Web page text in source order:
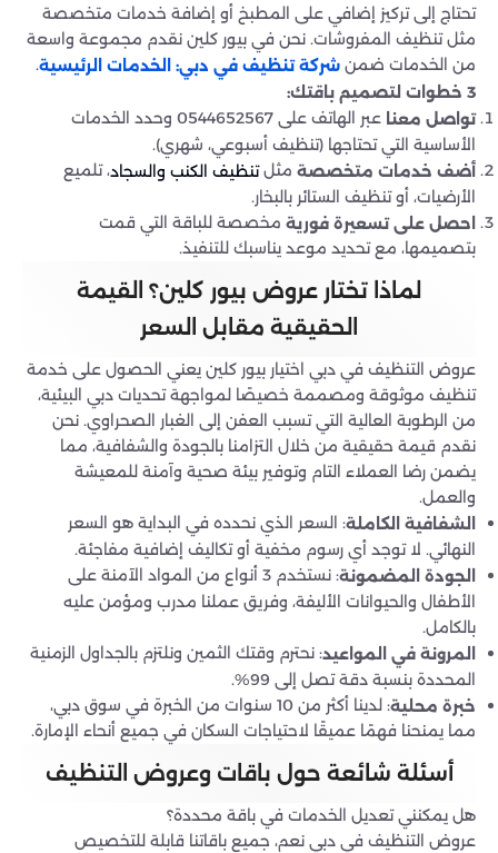
تحتاج إلى تركيز إضافي على المطبخ أو إضافة خدمات متخصصة
مثل تنظيف المفروشات. نحن في بيور كلين نقدم مجموعة واسعة
من الخدمات ضمن شركة تنظيف في دبي: الخدمات الرئيسية.
3 خطوات لتصميم باقتك:
تواصل معنا
عبر الهاتف على 0544652567 وحدد الخدمات
الأساسية التي تحتاجها (تنظيف أسبوعي، شهري).
أضف خدمات متخصصة مثلتنظيف الكنب والسجاد، تلميع
الأرضيات، أو تنظيف الستائر بالبخار.
احصل على تسعيرة فورية مخصصة للباقة التي قمت
بتصميمها، مع تحديد موعد يناسبك للتنفيذ.
لماذا تختار عروض بيور كلين؟ القيمة
الحقيقية مقابل السعر
عروض التنظيف في دبي اختيار بيور كلين يعني الحصول على خدمة
تنظيف موثوقة ومصممة خصيصًا لمواجهة تحديات دبي البيئية،
من الرطوبة العالية التي تسبب العفن إلى الغبار الصحراوي. نحن
نقدم قيمة حقيقية من خلال التزامنا بالجودة والشفافية، مما
يضمن رضا العملاء التام وتوفير بيئة صحية وآمنة للمعيشة
والعمل.
الشفافية الكاملة: السعر الذي نحدده في البداية هو السعر
النهائي. لا توجد أي رسوم مخفية أو تكاليف إضافية مفاجئة.
الجودة المضمونة
: نستخدم 3 أنواع من المواد الآمنة على
الأطفال والحيوانات الأليفة، وفريق عملنا مدرب ومؤمن عليه
بالكامل.
المرونة في المواعيد: نحترم وقتك الثمين ونلتزم بالجداول الزمنية
المحددة بنسبة دقة تصل إلى 99%.
خبرة محلية
: لدينا أكثر من 10 سنوات من الخبرة في سوق دبي،
مما يمنحنا فهمًا عميقًا لاحتياجات السكان في جميع أنحاء الإمارة.
أسئلة شائعة حول باقات وعروض التنظيف
هل يمكنني تعديل الخدمات في باقة محددة؟
عروض التنظيف في دبي نعم، جميع باقاتنا قابلة للتخصيص